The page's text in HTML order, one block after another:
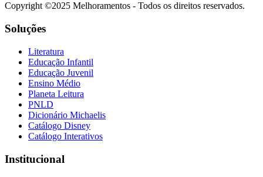
Copyright ©2025 Melhoramentos - Todos os direitos reservados.
Soluções
Literatura
Educação Infantil
Educação Juvenil
Ensino Médio
Planeta Leitura
PNLD
Dicionário Michaelis
Catálogo Disney
Catálogo Interativos
Institucional